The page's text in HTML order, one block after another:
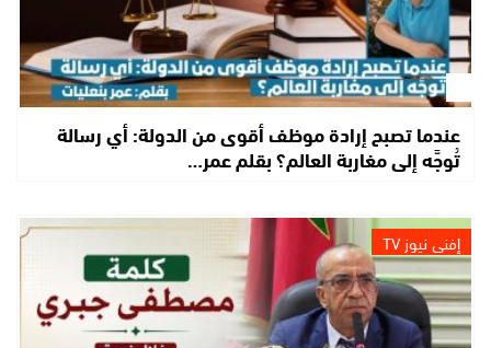
عندما تصبح إرادة موظف أقوى من الدولة: أي رسالة
تُوجَّه إلى مغاربة العالم؟ بقلم عمر…
إفني نيوز TV